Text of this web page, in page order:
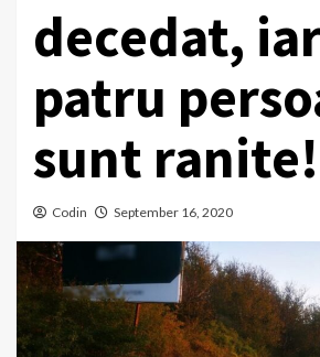
decedat,
patru
sunt ranite!
Codin September 16, 2020